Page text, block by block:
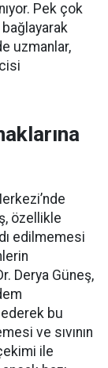
Pek çok
uzmanlar,
özellikle
edilmemesi
Derya Güneş,
bu
ve sıvının
ile